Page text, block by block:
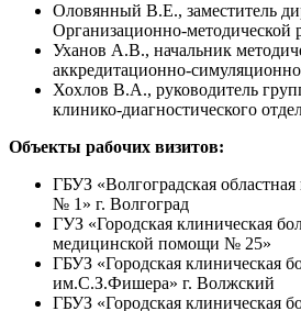
Оловянный В.Е., заместитель
Организационно-методической
Уханов А.В., начальник
аккредитационно-
Хохлов В.А., руководитель
клинико-диагностического
Объекты рабочих визитов:
ГБУЗ «Волгоградская
№ 1» г. Волгоград
ГУЗ «Городская клиническая
медицинской помощи № 25»
ГБУЗ «Городская клиническая
им.С.З.Фишера» г. Волжский
ГБУЗ «Городская клиническая